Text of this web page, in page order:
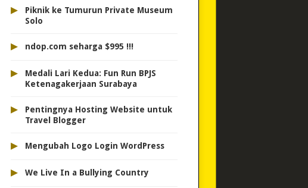
▸
Piknik ke Tumurun Private Museum
Solo
▸ ndop.com seharga $995 !!!
▸
Medali Lari Kedua: Fun Run BPJS
Ketenagakerjaan Surabaya
▸
Pentingnya Hosting Website untuk
Travel Blogger
▸ Mengubah Logo Login WordPress
▸ We Live In a Bullying Country